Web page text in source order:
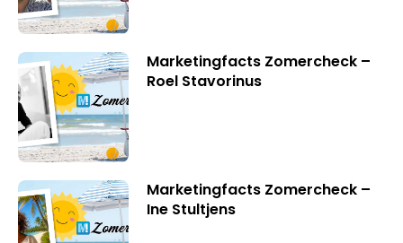
Marketingfacts Zomercheck –
Roel Stavorinus
Marketingfacts Zomercheck –
Ine Stultjens